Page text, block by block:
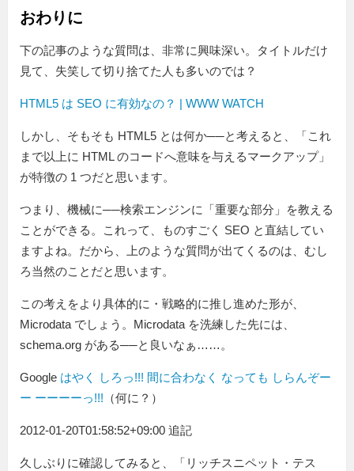
おわりに
下の記事のような質問は、非常に興味深い。タイトルだけ
見て、失笑して切り捨てた人も多いのでは？
HTML5 は SEO に有効なの？ | WWW WATCH
しかし、そもそも HTML5 とは何か──と考えると、「これ
まで以上に HTML のコードへ意味を与えるマークアップ」
が特徴の 1 つだと思います。
つまり、機械に──検索エンジンに「重要な部分」を教える
ことができる。これって、ものすごく SEO と直結してい
ますよね。だから、上のような質問が出てくるのは、むし
ろ当然のことだと思います。
この考えをより具体的に・戦略的に推し進めた形が、
Microdata でしょう。Microdata を洗練した先には、
schema.org がある──と良いなぁ……。
Google はやく しろっ!!! 間に合わなく なっても しらんぞー
ー ーーーーっ!!! （何に？）
2012-01-20T01:58:52+09:00 追記
久しぶりに確認してみると、「リッチスニペット・テス